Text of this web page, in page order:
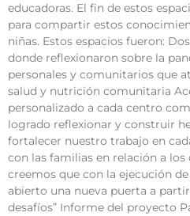
educadoras. El fin de estos
para compartir estos
niñas. Estos espacios fueron:
donde reflexionaron sobre la
personales y comunitarios que
salud y nutrición comunitaria
personalizado a cada centro
logrado reflexionar y construir
fortalecer nuestro trabajo en
con las familias en relación a
creemos que con la ejecución
abierto una nueva puerta a
desafíos” Informe del proyecto